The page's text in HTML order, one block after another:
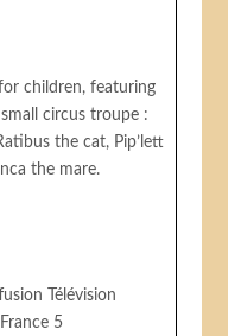
children, featuring
circus troupe :
the cat, Pip’lett
the mare.
Télévision
5